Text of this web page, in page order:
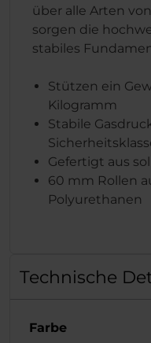
über alle Arten
sorgen die
stabiles
Stützen ein
Kilogramm
Stabile
Gefertigt aus
60 mm Rollen
Polyurethanen
Technische
Farbe